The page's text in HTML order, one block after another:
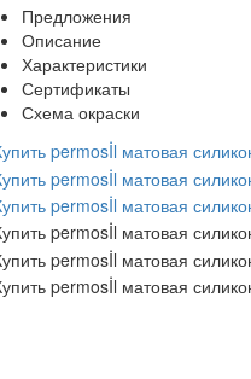
Предложения
Описание
Характеристики
Сертификаты
Схема окраски